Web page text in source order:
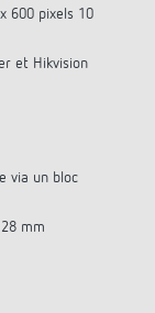
600 pixels 10
et Hikvision
via un bloc
mm